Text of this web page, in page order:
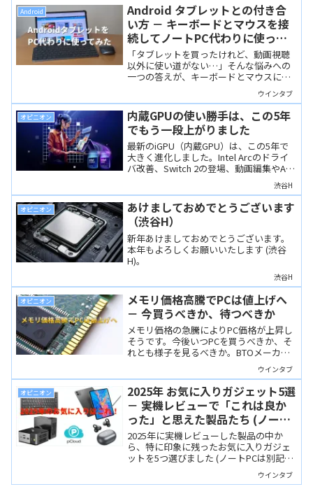
Android
Android タブレットとの付き合
い方 － キーボードとマウスを接
続してノートPC代わりに使って
みた
「タブレットを買ったけれど、動画視聴
以外に使い道がない…」そんな悩みへの
一つの答えが、キーボードとマウスによ
る「PC代替」です。低価格な中華タブレ
ットでWordPressの執筆は可能なのか？
実際にウインタブの記事をAndroidタブレ
ットだけで完結してみましたので、その
感想をお届けします。
ウインタブ
オピニオン
内蔵GPUの使い勝手は、この5年
でもう一段上がりました
最新のiGPU（内蔵GPU）は、この5年で
大きく進化しました。Intel Arcのドライ
バ改善、Switch 2の登場、動画編集やAI
処理への対応など、dGPUなしでも快適に
使える場面が確実に増えています。その
理由を4つの視点から解説します。
渋谷H
オピニオン
あけましておめでとうございます
（渋谷H）
新年あけましておめでとうございます。
本年もよろしくお願いいたします (渋谷
H)。
渋谷H
オピニオン
メモリ価格高騰でPCは値上げへ
－ 今買うべきか、待つべきか
メモリ価格の急騰によりPC価格が上昇し
そうです。今後いつPCを買うべきか、そ
れとも様子を見るべきか。BTOメーカー
と完成品メーカーの違いも踏まえて意見
ウインタブ
オピニオン
2025年 お気に入りガジェット5選
－ 実機レビューで「これは良か
った」と思えた製品たち (ノート
PC以外編)
2025年に実機レビューした製品の中か
ら、特に印象に残ったお気に入りガジェ
ットを5つ選びました (ノートPCは別記事
にて)。どれも私が気に入っただけでな
く、読者のみなさんにおすすめしたい製
ウインタブ